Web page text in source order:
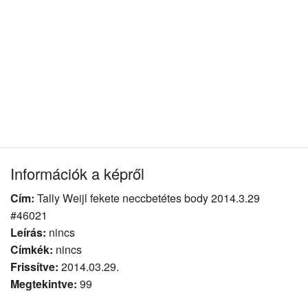
Információk a képről
Cím: Tally Weijl fekete neccbetétes body 2014.3.29
#46021
Leírás: nincs
Címkék: nincs
Frissítve: 2014.03.29.
Megtekintve: 99